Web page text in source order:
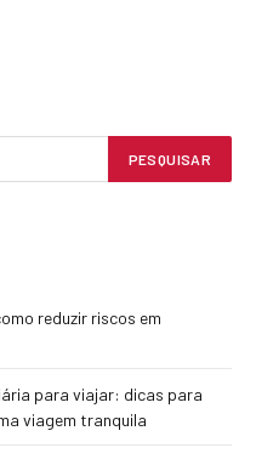
reduzir riscos em
para viajar: dicas para
viagem tranquila